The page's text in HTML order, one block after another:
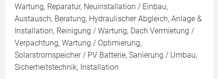
Wartung, Reparatur, Neuinstallation / Einbau,
Austausch, Beratung, Hydraulischer Abgleich, Anlage &
Installation, Reinigung / Wartung, Dach Vermietung /
Verpachtung, Wartung / Optimierung,
Solarstromspeicher / PV Batterie, Sanierung / Umbau,
Sicherheitstechnik, Installation